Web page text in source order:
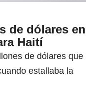
de dólares en
Haití
de dólares que
estallaba la